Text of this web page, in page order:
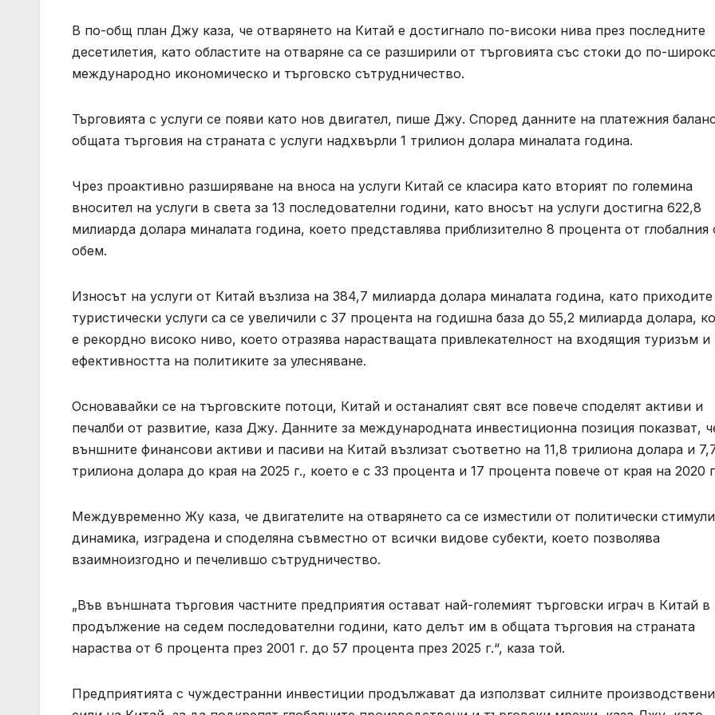
В по-общ план Джу каза, че отварянето на Китай е достигнало по-високи нива през последните
десетилетия, като областите на отваряне са се разширили от търговията със стоки до по-
международно икономическо и търговско сътрудничество.
Търговията с услуги се появи като нов двигател, пише Джу. Според данните на платежния баланс
общата търговия на страната с услуги надхвърли 1 трилион долара миналата година.
Чрез проактивно разширяване на вноса на услуги Китай се класира като вторият по големина
вносител на услуги в света за 13 последователни години, като вносът на услуги достигна 622,8
милиарда долара миналата година, което представлява приблизително 8 процента от глобалния
обем.
Износът на услуги от Китай възлиза на 384,7 милиарда долара миналата година, като приходите
туристически услуги са се увеличили с 37 процента на годишна база до 55,2 милиарда долара,
е рекордно високо ниво, което отразява нарастващата привлекателност на входящия туризъм и
ефективността на политиките за улесняване.
Основавайки се на търговските потоци, Китай и останалият свят все повече споделят активи и
печалби от развитие, каза Джу. Данните за международната инвестиционна позиция показват,
външните финансови активи и пасиви на Китай възлизат съответно на 11,8 трилиона долара и
трилиона долара до края на 2025 г., което е с 33 процента и 17 процента повече от края на 2020
Междувременно Жу каза, че двигателите на отварянето са се изместили от политически
динамика, изградена и споделяна съвместно от всички видове субекти, което позволява
взаимноизгодно и печелившо сътрудничество.
„Във външната търговия частните предприятия остават най-големият търговски играч в Китай в
продължение на седем последователни години, като делът им в общата търговия на страната
нараства от 6 процента през 2001 г. до 57 процента през 2025 г.“, каза той.
Предприятията с чуждестранни инвестиции продължават да използват силните производствени